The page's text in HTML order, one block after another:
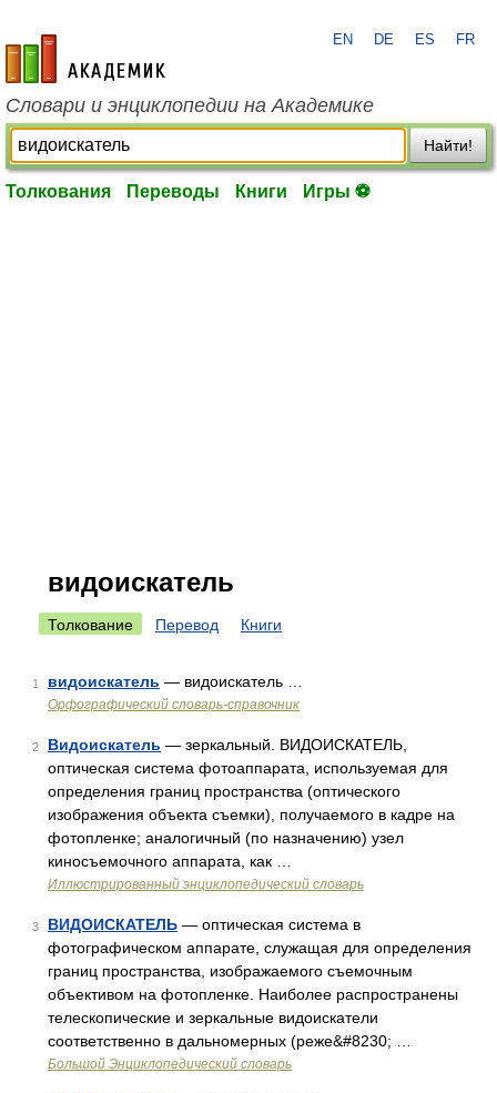
academic.ru
EN DE ES FR
Словари и энциклопедии на Академике
Найти!
Толкования Переводы Книги Игры ⚽
видоискатель
Толкование Перевод Книги
1 видоискатель — видоискатель …
Орфографический словарь-справочник
2 Видоискатель — зеркальный. ВИДОИСКАТЕЛЬ,
оптическая система фотоаппарата, используемая для
определения границ пространства (оптического
изображения объекта съемки), получаемого в кадре на
фотопленке; аналогичный (по назначению) узел
киносъемочного аппарата, как …
Иллюстрированный энциклопедический словарь
3 ВИДОИСКАТЕЛЬ — оптическая система в
фотографическом аппарате, служащая для определения
границ пространства, изображаемого съемочным
объективом на фотопленке. Наиболее распространены
телескопические и зеркальные видоискатели
соответственно в дальномерных (реже&#8230; …
Большой Энциклопедический словарь